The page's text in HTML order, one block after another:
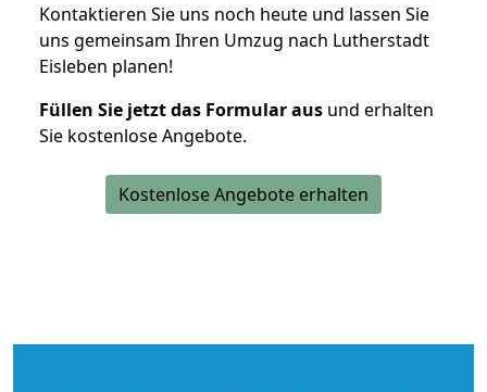
Kontaktieren Sie uns noch heute und lassen Sie
uns gemeinsam Ihren Umzug nach Lutherstadt
Eisleben planen!
Füllen Sie jetzt das Formular aus und erhalten
Sie kostenlose Angebote.
Kostenlose Angebote erhalten